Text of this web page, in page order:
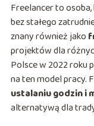
Freelancer to
bez stałego
znany również jako
projektów dla
Polsce w 2022 roku
na ten model pracy.
ustalaniu godzin i
alternatywą dla